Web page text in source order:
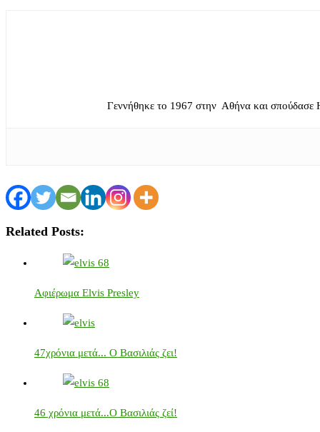
Γεννήθηκε το 1967 στην Αθήνα και σπούδασε
Related Posts:
Αφιέρωμα Elvis Presley
47χρόνια μετά... Ο Βασιλιάς ζει!
46 χρόνια μετά...Ο Βασιλιάς ζεί!